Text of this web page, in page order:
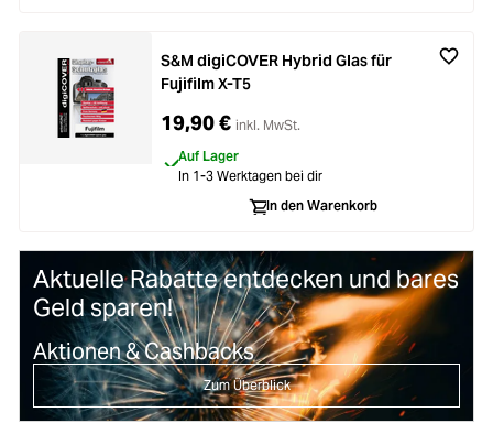
S&M digiCOVER Hybrid Glas für
Fujifilm X-T5
19,90 € inkl. MwSt.
Auf Lager
In 1-3 Werktagen bei dir
In den Warenkorb
Aktuelle Rabatte entdecken und bares
Geld sparen!
Aktionen & Cashbacks
Zum Überblick